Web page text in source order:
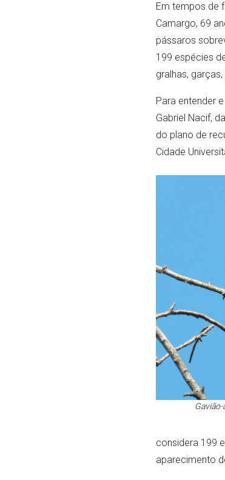
Em tempos de
Camargo, 69
pássaros
199 espécies
gralhas,
Para entender
Gabriel Nacif,
do plano de
Cidade
considera 199
aparecimento